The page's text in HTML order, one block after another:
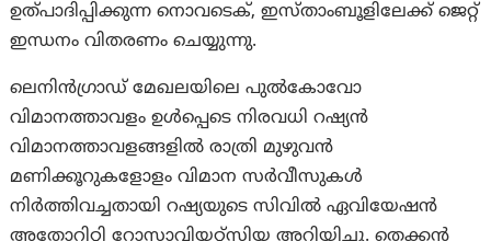
ഉത്പാദിപ്പിക്കുന്ന നൊവടെക്, ഇസ്താംബൂളിലേക്ക് ജെറ്റ്
ഇന്ധനം വിതരണം ചെയ്യുന്നു.
ലെനിൻഗ്രാഡ് മേഖലയിലെ പുൽകോവോ
വിമാനത്താവളം ഉൾപ്പെടെ നിരവധി റഷ്യൻ
വിമാനത്താവളങ്ങളിൽ രാത്രി മുഴുവൻ
മണിക്കൂറുകളോളം വിമാന സർവീസുകൾ
നിർത്തിവച്ചതായി റഷ്യയുടെ സിവിൽ ഏവിയേഷൻ